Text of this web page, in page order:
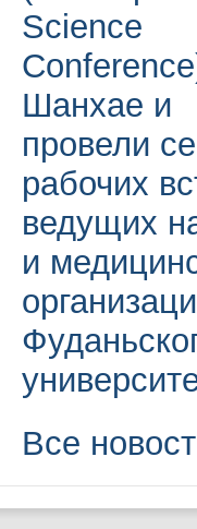
Science
Шанхае и
провели
рабочих
ведущих
и
Все